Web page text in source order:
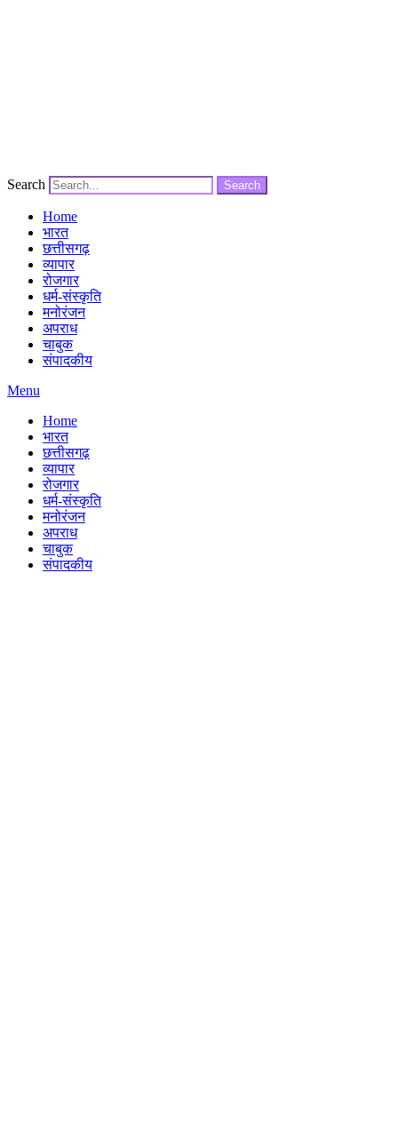
Search Search
Home
भारत
छत्तीसगढ़
व्यापार
रोजगार
धर्म-संस्कृति
मनोरंजन
अपराध
चाबुक
संपादकीय
Menu
Home
भारत
छत्तीसगढ़
व्यापार
रोजगार
धर्म-संस्कृति
मनोरंजन
अपराध
चाबुक
संपादकीय